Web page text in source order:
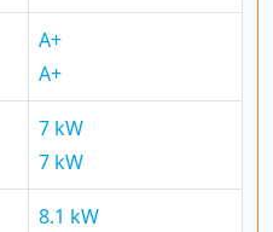
A+
A+
7 kW
7 kW
8.1 kW